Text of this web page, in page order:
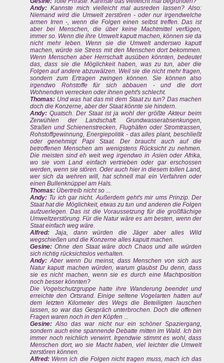
Andy: Kannste mich vielleicht mal ausreden lassen? Also:
Niemand wird die Umwelt zerstören - oder nur irgendwelche
armen Irren -, wenn die Folgen einen selbst treffen. Das ist
aber bei Menschen, die über keine Machtmittel verfügen,
immer so. Wenn die ihre Umwelt kaputt machen, können sie da
nicht mehr leben. Wenn sie die Umwelt anderswo kaputt
machen, würde sie Stress mit den Menschen dort bekommen.
Wenn Menschen aber Herrschaft ausüben könnten, bedeutet
das, dass sie die Möglichkeit haben, was zu tun, aber die
Folgen auf andere abzuwälzen. Weil sie die nicht mehr fragen,
sondern zum Ertragen zwingen können. Sie können also
irgendwo Rohstoffe für sich abbauen - und die dort
Wohnenden verrecken oder ihnen geht's schlecht.
Thomas: Und was hat das mit dem Staat zu tun? Das machen
doch die Konzerne, aber der Staat könnte sie hindern.
Andy: Quatsch. Der Staat ist ja wohl der größte Akteur beim
Zerwühlen der Landschaft. Grundwasserabsenkungen,
Straßen und Schienenstrecken, Flughäfen oder Stromtrassen,
Rohstoffgewinnung, Energiepolitik - das alles plant, beschließt
oder genehmigt Papi Staat. Der braucht auch auf die
betroffenen Menschen am wenigstens Rücksicht zu nehmen.
Die meisten sind eh weit weg irgendwo in Asien oder Afrika,
wo sie vom Land einfach vertrieben oder gar erschossen
werden, wenn sie stören. Oder auch hier in diesem tollen Land,
wer sich da wehren will, hat schnell mal ein Verfahren oder
einen Bullenknüppel am Hals.
Thomas: Übertreib nicht so ...
Andy: Tu ich gar nicht. Außerdem geht's mir ums Prinzip. Der
Staat hat die Möglichkeit, etwas zu tun und anderen die Folgen
aufzuerlegen. Das ist die Voraussetzung für die großflächige
Umweltzerstörung. Für die Natur wäre es am besten, wenn der
Staat einfach weg wäre.
Alfred: Jaja, dann würden die Jäger aber alles Wild
wegschießen und die Konzerne alles kaputt machen.
Gesine: Ohne den Staat wäre doch Chaos und alle würden
sich richtig rücksichtslos verhalten.
Andy: Aber wenn Du meinst, dass Menschen von sich aus
Natur kaputt machen würden, warum glaubst Du denn, dass
sie es nicht machen, wenn sie es durch eine Machtposition
noch besser könnten?
Die Vogelschutzgruppe hatte ihre Wanderung beendet und
erreichte den Ortsrand. Einige seltene Vogelarten hatten auf
dem letzten Kilometer des Wegs die Beteiligten lauschen
lassen, so war das Gespräch unterbrochen. Doch die offenen
Fragen waren noch in den Köpfen ...
Gesine: Also das war nicht nur ein schöner Spaziergang,
sondern auch eine spannende Debatte mitten im Wald. Ich bin
immer noch reichlich verwirrt. Irgendwie stimmt es wohl, dass
Menschen dort, wo sie Macht haben, viel leichter die Umwelt
zerstören können.
Alfred: Wenn ich die Folgen nicht tragen muss, mach ich das